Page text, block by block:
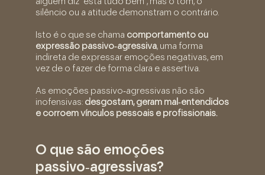
silêncio ou a atitude demonstram o contrário.
Isto é o que se chama comportamento ou
expressão passivo‑agressiva, uma forma
indireta de expressar emoções negativas, em
vez de o fazer de forma clara e assertiva.
As emoções passivo‑agressivas não são
inofensivas: desgostam, geram mal‑entendidos
e corroem vínculos pessoais e profissionais.
O que são emoções
passivo‑agressivas?